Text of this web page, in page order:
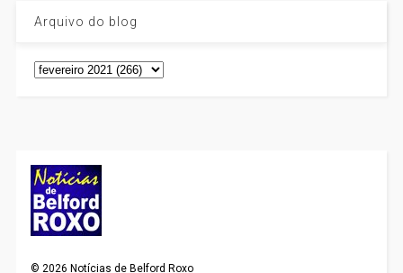
Arquivo do blog
©2026 Notícias de Belford Roxo